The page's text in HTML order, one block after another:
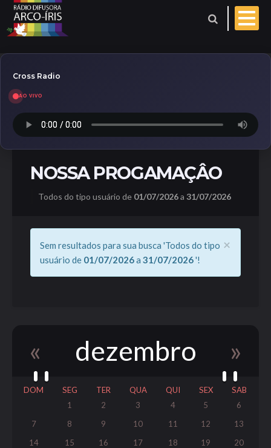
Esporte
Geral
Polícia
Aniversariantes
Coberturas
Evangelho do dia
Paróquia
Cross Radio
AO VIVO
NOSSA PROGAMAÇÂO
Todos do tipo usuário de 01/07/2026a 31/07/2026
×
Sem resultados para sua busca 'Todos do tipo
usuário de 01/07/2026a 31/07/2026'!
« dezembro »
DOM SEG TER QUA QUI SEX
SAB
1
2 3 4 5
6
7
8 9 10 11 12
13
14
15 16 17 18 19
20